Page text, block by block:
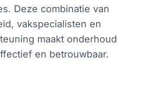
Deze combinatie van
vakspecialisten en
maakt onderhoud
en betrouwbaar.